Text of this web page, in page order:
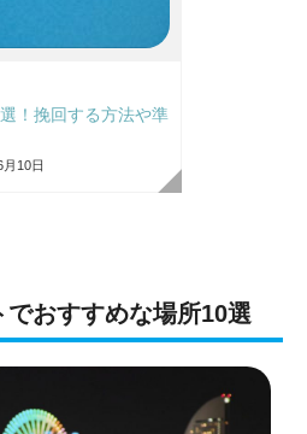
！挽回する方法や準
10日
おすすめな場所10選